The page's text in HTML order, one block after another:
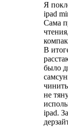
Я
ipad
Сама
В
было
не
ipad.